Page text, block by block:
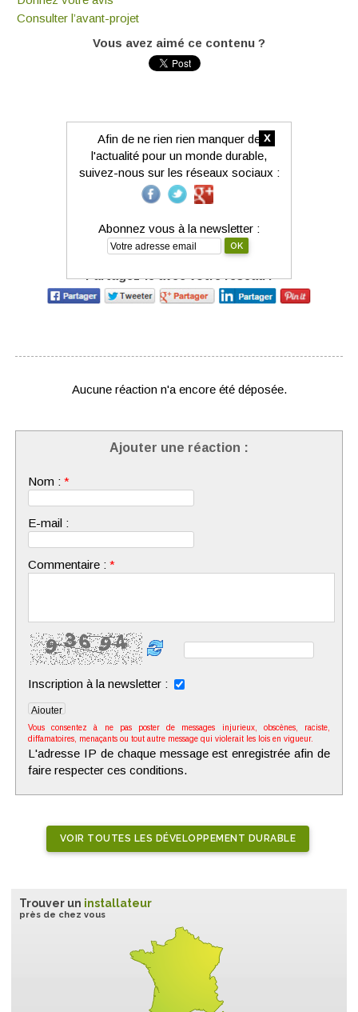
Consulter l’avant-projet
Vous avez aimé ce contenu ?
Partagez-le avec votre réseau :
Aucune réaction n'a encore été déposée.
Ajouter une réaction :
Nom : *
E-mail :
Commentaire : *
Inscription à la newsletter :
Vous consentez à ne pas poster de messages injurieux, obscènes, raciste,
diffamatoires, menaçants ou tout autre message qui violerait les lois en vigueur.
L'adresse IP de chaque message est enregistrée afin de
faire respecter ces conditions.
VOIR TOUTES LES DÉVELOPPEMENT DURABLE
Trouver un installateur
près de chez vous
x
Afin de ne rien rien manquer de
l'actualité pour un monde durable,
suivez-nous sur les réseaux sociaux :
Abonnez vous à la newsletter :